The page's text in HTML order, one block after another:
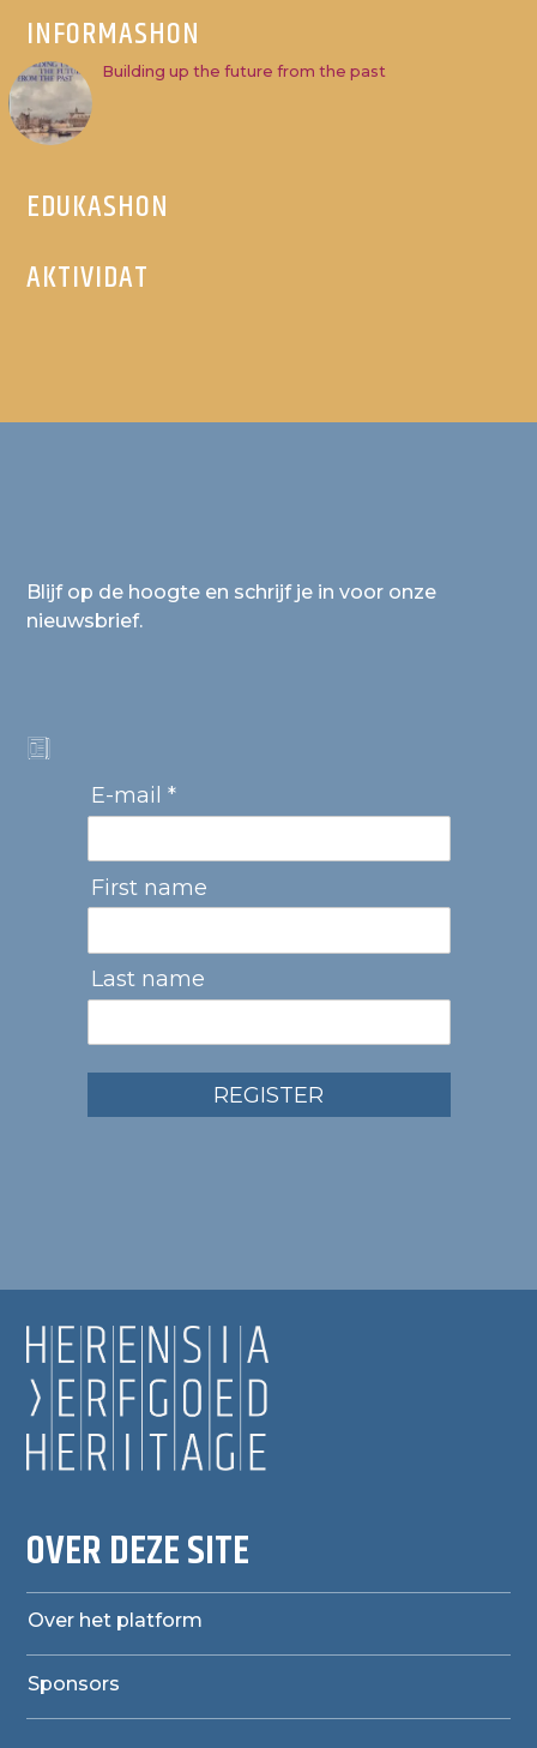
INFORMASHON
Building up the future from the past
EDUKASHON
AKTIVIDAT
Blijf op de hoogte en schrijf je in voor onze
nieuwsbrief.
E-mail *
First name
Last name
REGISTER
OVER DEZE SITE
Over het platform
Sponsors